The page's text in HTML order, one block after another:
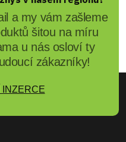
a my vám zašleme
šitou na míru
u nás osloví ty
zákazníky!
INZERCE